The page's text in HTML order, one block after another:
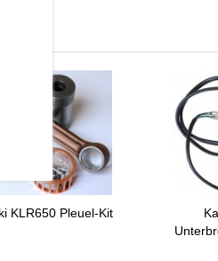
KLR650 Pleuel-Kit